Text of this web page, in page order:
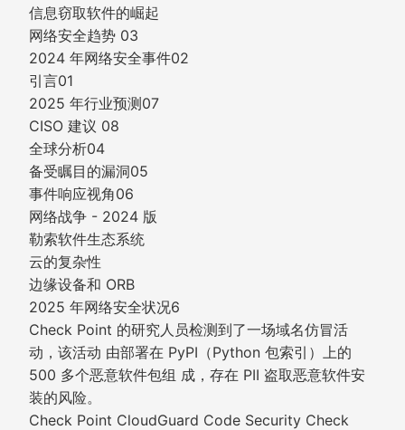
信息窃取软件的崛起
网络安全趋势 03
2024 年网络安全事件02
引言01
2025 年行业预测07
CISO 建议 08
全球分析04
备受瞩目的漏洞05
事件响应视角06
网络战争 - 2024 版
勒索软件生态系统
云的复杂性
边缘设备和 ORB
2025 年网络安全状况6
Check Point 的研究人员检测到了一场域名仿冒活
动，该活动 由部署在 PyPI（Python 包索引）上的
500 多个恶意软件包组 成，存在 PII 盗取恶意软件安
装的风险。
Check Point CloudGuard Code Security Check